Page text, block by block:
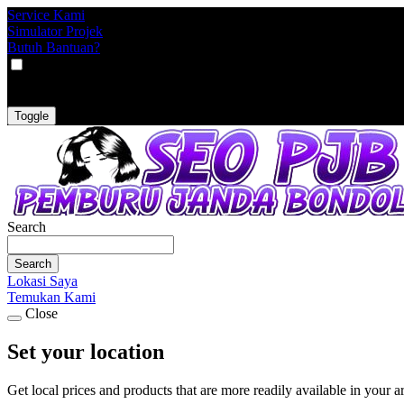
Service Kami
Simulator Projek
Butuh Bantuan?
Toggle
Search
Search
Lokasi Saya
Temukan Kami
Close
Set your location
Get local prices and products that are more readily available in your